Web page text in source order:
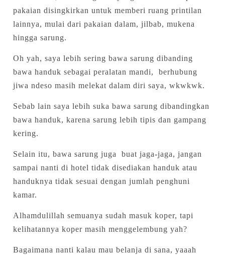
pakaian disingkirkan untuk memberi ruang printilan
lainnya, mulai dari pakaian dalam, jilbab, mukena
hingga sarung.
Oh yah, saya lebih sering bawa sarung dibanding
bawa handuk sebagai peralatan mandi, berhubung
jiwa ndeso masih melekat dalam diri saya, wkwkwk.
Sebab lain saya lebih suka bawa sarung dibandingkan
bawa handuk, karena sarung lebih tipis dan gampang
kering.
Selain itu, bawa sarung juga buat jaga-jaga, jangan
sampai nanti di hotel tidak disediakan handuk atau
handuknya tidak sesuai dengan jumlah penghuni
kamar.
Alhamdulillah semuanya sudah masuk koper, tapi
kelihatannya koper masih menggelembung yah?
Bagaimana nanti kalau mau belanja di sana, yaaah